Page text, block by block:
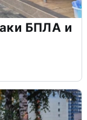
БПЛА и